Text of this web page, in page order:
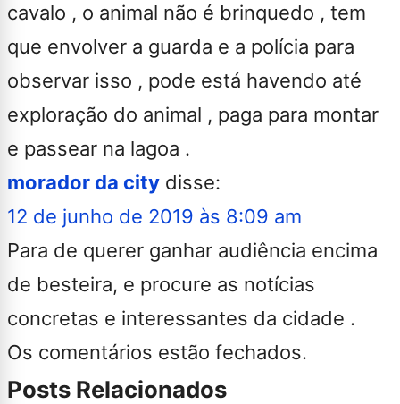
cavalo , o animal não é brinquedo , tem
que envolver a guarda e a polícia para
observar isso , pode está havendo até
exploração do animal , paga para montar
e passear na lagoa .
morador da city disse:
12 de junho de 2019 às 8:09 am
Para de querer ganhar audiência encima
de besteira, e procure as notícias
concretas e interessantes da cidade .
Os comentários estão fechados.
Posts Relacionados